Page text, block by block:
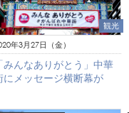
観光
年3月27日（金）
みんなありがとう」中華
にメッセージ横断幕が